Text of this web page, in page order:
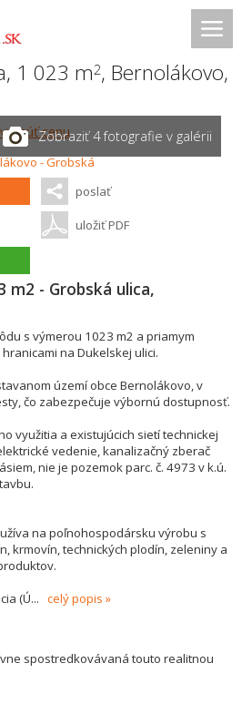
1 023 m2, Bernolákovo,
cenu
Zobraziť 4 fotografie v galérii
poslať
uložiť PDF
m2 - Grobská ulica,
s výmerou 1023 m2 a priamym
na Dukelskej ulici.
území obce Bernolákovo, v
čo zabezpečuje výbornú dostupnosť.
využitia a existujúcich sietí technickej
vedenie, kanalizačný zberač
nie je pozemok parc. č. 4973 v k.ú.
na poľnohospodársku výrobu s
krmovín, technických plodín, zeleniny a
(Ú... celý popis
spostredkovávaná touto realitnou